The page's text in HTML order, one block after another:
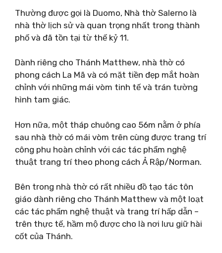
Thường được gọi là Duomo, Nhà thờ Salerno là
nhà thờ lịch sử và quan trọng nhất trong thành
phố và đã tồn tại từ thế kỷ 11.
Dành riêng cho Thánh Matthew, nhà thờ có
phong cách La Mã và có mặt tiền đẹp mắt hoàn
chỉnh với những mái vòm tinh tế và trán tường
hình tam giác.
Hơn nữa, một tháp chuông cao 56m nằm ở phía
sau nhà thờ có mái vòm trên cùng được trang trí
công phu hoàn chỉnh với các tác phẩm nghệ
thuật trang trí theo phong cách Ả Rập/Norman.
Bên trong nhà thờ có rất nhiều đồ tạo tác tôn
giáo dành riêng cho Thánh Matthew và một loạt
các tác phẩm nghệ thuật và trang trí hấp dẫn –
trên thực tế, hầm mộ được cho là nơi lưu giữ hài
cốt của Thánh.